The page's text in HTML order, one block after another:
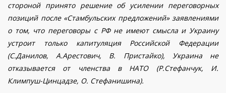
стороной принято решение об усилении переговорных
позиций после «Стамбульских предложений» заявлениями
о том, что переговоры с РФ не имеют смысла и Украину
устроит только капитуляция Российской Федерации
(С.Данилов, А.Арестович, В. Пристайко), Украина не
отказывается от членства в НАТО (Р.Стефанчук, И.
Климпуш-Цинцадзе, О. Стефанишина).